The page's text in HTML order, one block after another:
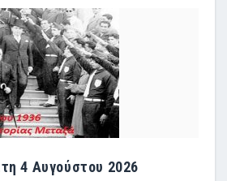
4 Αυγούστου 2026